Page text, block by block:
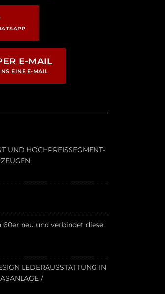
E-MAIL
EINE E-MAIL
UND HOCHPREISSEGMENT-
60er neu und verbindet diese
LEDERAUSSTATTUNG IN
/